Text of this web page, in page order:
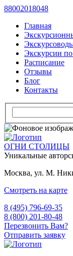
88002018048
Главная
Экскурсии
Расписание
Отзывы
Блог
Контакты
ОГНИ СТОЛИЦЫ
Уникальные
Москва, ул. М.
Смотреть на карте
8 (495) 796-69-35
8 (800) 201-80-48
Перезвонить Вам?
Отправить заявку